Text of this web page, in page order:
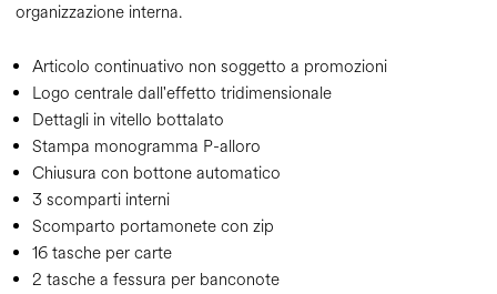
organizzazione interna.
Articolo continuativo non soggetto a promozioni
Logo centrale dall'effetto tridimensionale
Dettagli in vitello bottalato
Stampa monogramma P-alloro
Chiusura con bottone automatico
3 scomparti interni
Scomparto portamonete con zip
16 tasche per carte
2 tasche a fessura per banconote